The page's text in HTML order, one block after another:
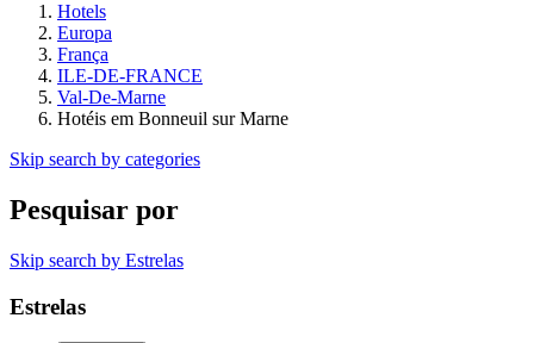
Hotels
Europa
França
ILE-DE-FRANCE
Val-De-Marne
Hotéis em Bonneuil sur Marne
Skip search by categories
Pesquisar por
Skip search by Estrelas
Estrelas